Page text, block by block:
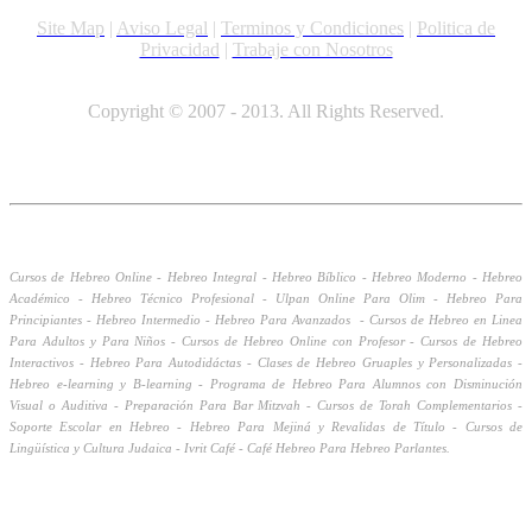
Site Map | Aviso Legal | Terminos y Condiciones | Politica de
Privacidad | Trabaje con Nosotros
Copyright © 2007 - 2013. All Rights Reserved.
Cursos de Hebreo Online - Hebreo Integral - Hebreo Bíblico - Hebreo Moderno - Hebreo
Académico - Hebreo Técnico Profesional - Ulpan Online Para Olim - Hebreo Para
Principiantes - Hebreo Intermedio - Hebreo Para Avanzados - Cursos de Hebreo en Linea
Para Adultos y Para Niños - Cursos de Hebreo Online con Profesor - Cursos de Hebreo
Interactivos - Hebreo Para Autodidáctas - Clases de Hebreo Gruaples y Personalizadas -
Hebreo e-learning y B-learning - Programa de Hebreo Para Alumnos con Disminución
Visual o Auditiva - Preparación Para Bar Mitzvah - Cursos de Torah Complementarios -
Soporte Escolar en Hebreo - Hebreo Para Mejiná y Revalidas de Título - Cursos de
Lingüística y Cultura Judaica - Ivrit Café - Café Hebreo Para Hebreo Parlantes.